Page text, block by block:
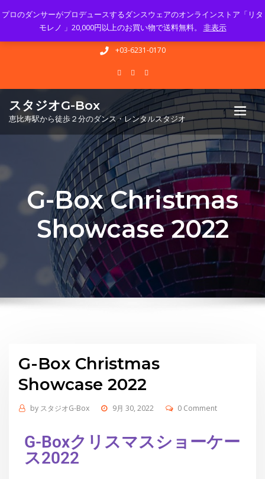
Mon - Sun 10.00 - 23.00
info@gbox-tango.com
+03-6231-0170
スタジオG-Box
恵比寿駅から徒歩２分のダンス・レンタルスタジオ
G-Box Christmas
Showcase 2022
G-Box Christmas
Showcase 2022
by スタジオG-Box 9月 30, 2022 0 Comment
G-Boxクリスマスショーケー
ス2022
プロのダンサーがプロデュースするダンスウェアのオンラインストア「リタ
モレノ 」20,000円以上のお買い物で送料無料。 非表示